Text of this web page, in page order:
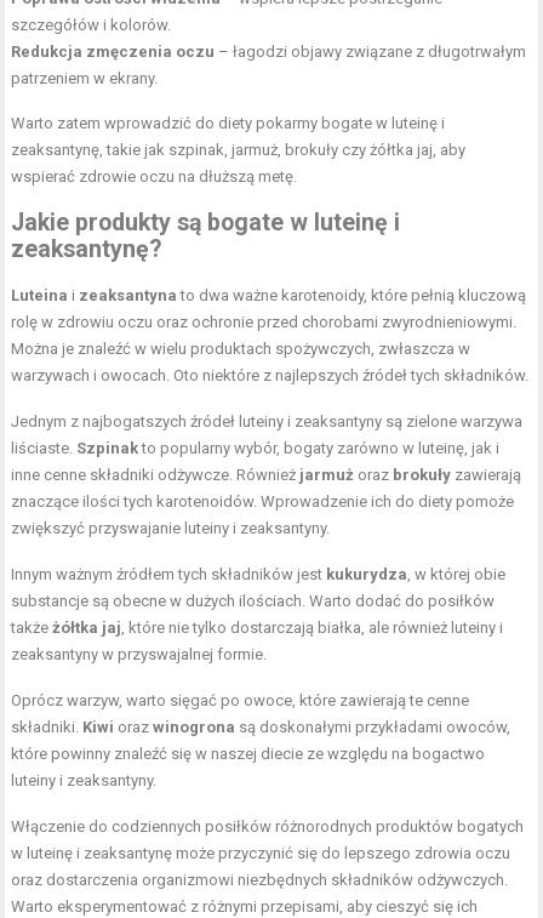
szczegółów i kolorów.
Redukcja zmęczenia oczu – łagodzi objawy związane z długotrwałym
patrzeniem w ekrany.
Warto zatem wprowadzić do diety pokarmy bogate w luteinę i
zeaksantynę, takie jak szpinak, jarmuż, brokuły czy żółtka jaj, aby
wspierać zdrowie oczu na dłuższą metę.
Jakie produkty są bogate w luteinę i
zeaksantynę?
Luteina i zeaksantyna to dwa ważne karotenoidy, które pełnią kluczową
rolę w zdrowiu oczu oraz ochronie przed chorobami zwyrodnieniowymi.
Można je znaleźć w wielu produktach spożywczych, zwłaszcza w
warzywach i owocach. Oto niektóre z najlepszych źródeł tych składników.
Jednym z najbogatszych źródeł luteiny i zeaksantyny są zielone warzywa
liściaste. Szpinakto popularny wybór, bogaty zarówno w luteinę, jak i
inne cenne składniki odżywcze. Również jarmuż oraz brokuły zawierają
znaczące ilości tych karotenoidów. Wprowadzenie ich do diety pomoże
zwiększyć przyswajanie luteiny i zeaksantyny.
Innym ważnym źródłem tych składników jest kukurydza, w której obie
substancje są obecne w dużych ilościach. Warto dodać do posiłków
takżeżółtka jaj, które nie tylko dostarczają białka, ale również luteiny i
zeaksantyny w przyswajalnej formie.
Oprócz warzyw, warto sięgać po owoce, które zawierają te cenne
składniki. Kiwi orazwinogrona są doskonałymi przykładami owoców,
które powinny znaleźć się w naszej diecie ze względu na bogactwo
luteiny i zeaksantyny.
Włączenie do codziennych posiłków różnorodnych produktów bogatych
w luteinę i zeaksantynę może przyczynić się do lepszego zdrowia oczu
oraz dostarczenia organizmowi niezbędnych składników odżywczych.
Warto eksperymentować z różnymi przepisami, aby cieszyć się ich